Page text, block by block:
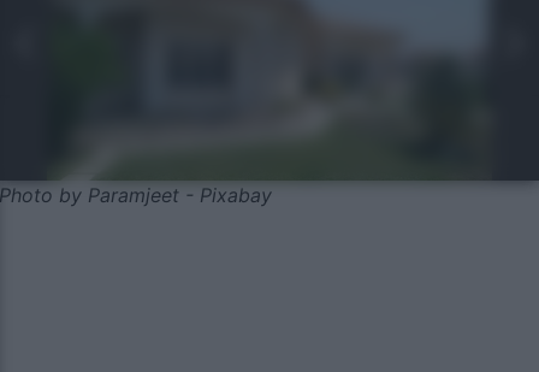
Photo by Paramjeet - Pixabay